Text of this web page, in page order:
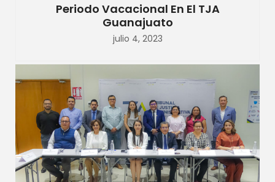
Periodo Vacacional En El TJA
Guanajuato
julio 4, 2023